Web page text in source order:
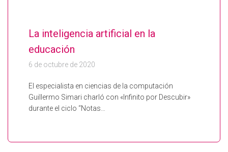
La inteligencia artificial en la
educación
6 de octubre de 2020
El especialista en ciencias de la computación
Guillermo Simari charló con «Infinito por Descubir»
durante el ciclo “Notas…